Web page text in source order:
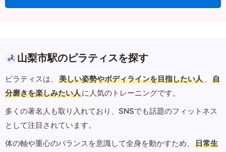
山梨市駅のピラティスを探す
ピラティスは、 美しい姿勢やボディラインを目指したい人 、
自
分磨きを楽しみたい人に人気のトレーニングです。
多くの著名人も取り入れており、SNSでも話題のフィットネス
として注目されています。
体の軸や重心のバランスを意識して全身を動かすため、
日常生